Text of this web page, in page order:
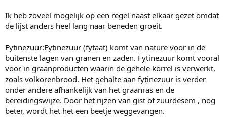
Ik heb zoveel mogelijk op een regel naast elkaar gezet omdat
de lijst anders heel lang naar beneden groeit.
Fytinezuur:Fytinezuur (fytaat) komt van nature voor in de
buitenste lagen van granen en zaden. Fytinezuur komt vooral
voor in graanproducten waarin de gehele korrel is verwerkt,
zoals volkorenbrood. Het gehalte aan fytinezuur is verder
onder andere afhankelijk van het graanras en de
bereidingswijze. Door het rijzen van gist of zuurdesem , nog
beter, wordt het het een beetje weggevangen.